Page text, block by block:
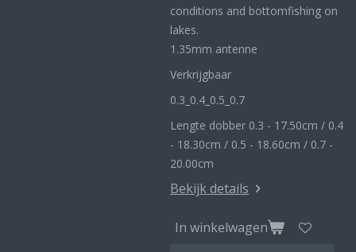
conditions and bottomfishing on
lakes.
1.35mm antenne
Verkrijgbaar
0.3_ 0.4_ 0.5_0.7
Lengte dobber 0.3 - 17.50cm / 0.4
- 18.30cm / 0.5 - 18.60cm / 0.7 -
20.00cm
Bekijk details
In winkelwagen